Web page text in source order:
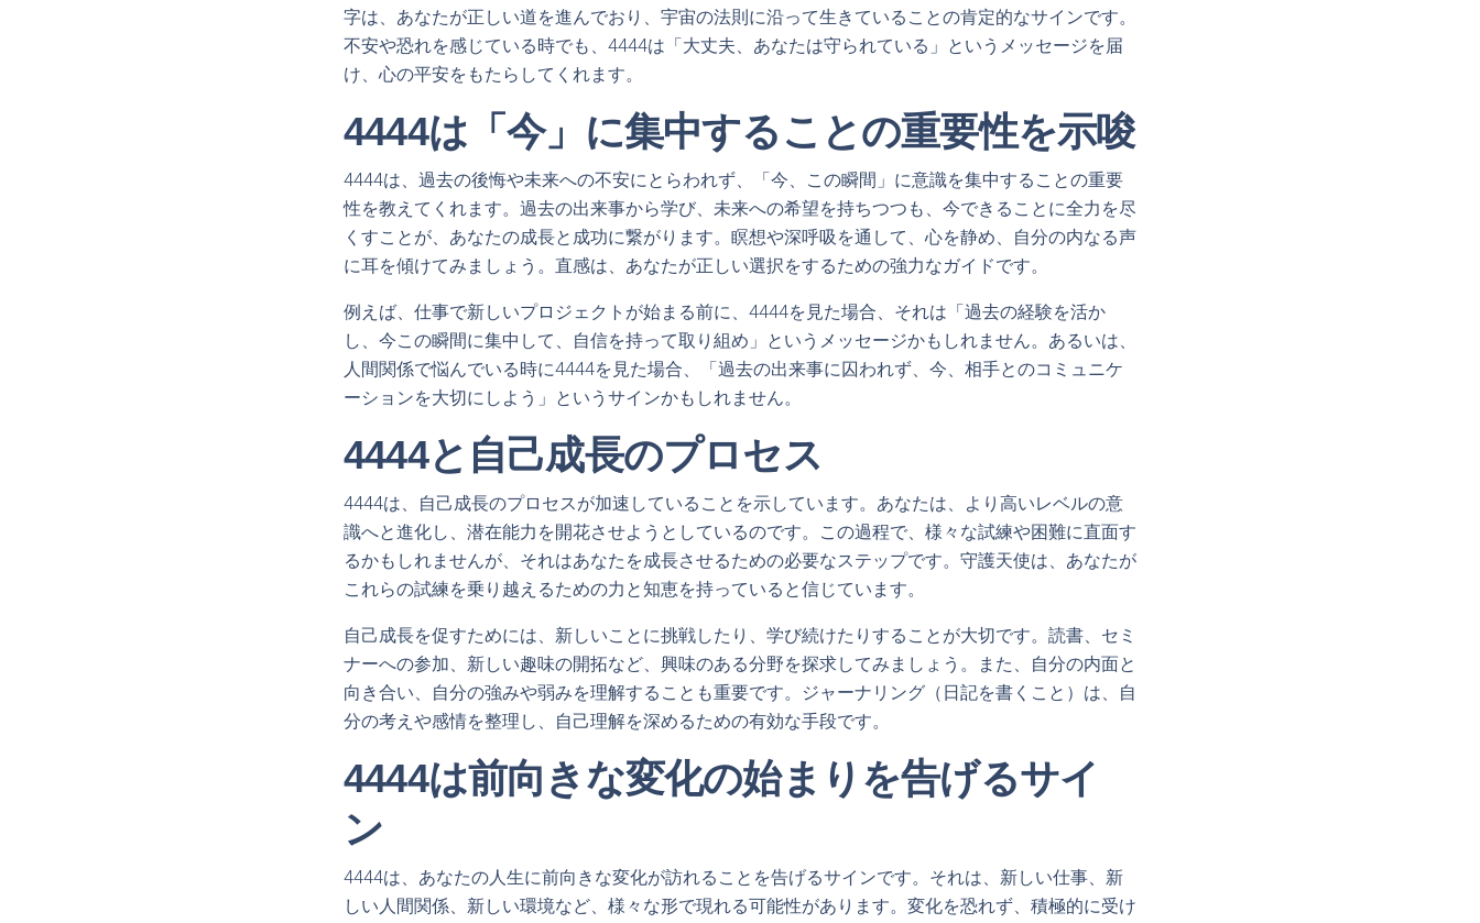
字は、あなたが正しい道を進んでおり、宇宙の法則に沿って生きていることの肯定的なサインです。
不安や恐れを感じている時でも、4444は「大丈夫、あなたは守られている」というメッセージを届
け、心の平安をもたらしてくれます。
4444は「今」に集中することの重要性を示唆
4444は、過去の後悔や未来への不安にとらわれず、「今、この瞬間」に意識を集中することの重要
性を教えてくれます。過去の出来事から学び、未来への希望を持ちつつも、今できることに全力を尽
くすことが、あなたの成長と成功に繋がります。瞑想や深呼吸を通して、心を静め、自分の内なる声
に耳を傾けてみましょう。直感は、あなたが正しい選択をするための強力なガイドです。
例えば、仕事で新しいプロジェクトが始まる前に、4444を見た場合、それは「過去の経験を活か
し、今この瞬間に集中して、自信を持って取り組め」というメッセージかもしれません。あるいは、
人間関係で悩んでいる時に4444を見た場合、「過去の出来事に囚われず、今、相手とのコミュニケ
ーションを大切にしよう」というサインかもしれません。
4444と自己成長のプロセス
4444は、自己成長のプロセスが加速していることを示しています。あなたは、より高いレベルの意
識へと進化し、潜在能力を開花させようとしているのです。この過程で、様々な試練や困難に直面す
るかもしれませんが、それはあなたを成長させるための必要なステップです。守護天使は、あなたが
これらの試練を乗り越えるための力と知恵を持っていると信じています。
自己成長を促すためには、新しいことに挑戦したり、学び続けたりすることが大切です。読書、セミ
ナーへの参加、新しい趣味の開拓など、興味のある分野を探求してみましょう。また、自分の内面と
向き合い、自分の強みや弱みを理解することも重要です。ジャーナリング（日記を書くこと）は、自
分の考えや感情を整理し、自己理解を深めるための有効な手段です。
4444は前向きな変化の始まりを告げるサイ
ン
4444は、あなたの人生に前向きな変化が訪れることを告げるサインです。それは、新しい仕事、新
しい人間関係、新しい環境など、様々な形で現れる可能性があります。変化を恐れず、積極的に受け